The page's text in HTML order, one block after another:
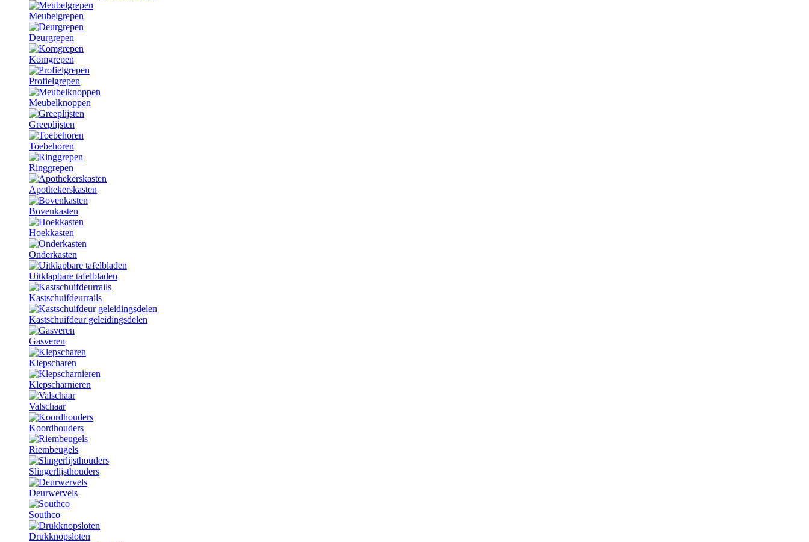
Meubelgrepen
Deurgrepen
Komgrepen
Profielgrepen
Meubelknoppen
Greeplijsten
Toebehoren
Ringgrepen
Apothekerskasten
Bovenkasten
Hoekkasten
Onderkasten
Uitklapbare tafelbladen
Kastschuifdeurrails
Kastschuifdeur geleidingsdelen
Gasveren
Klepscharen
Klepscharnieren
Valschaar
Koordhouders
Riembeugels
Slingerlijsthouders
Deurwervels
Southco
Drukknopsloten